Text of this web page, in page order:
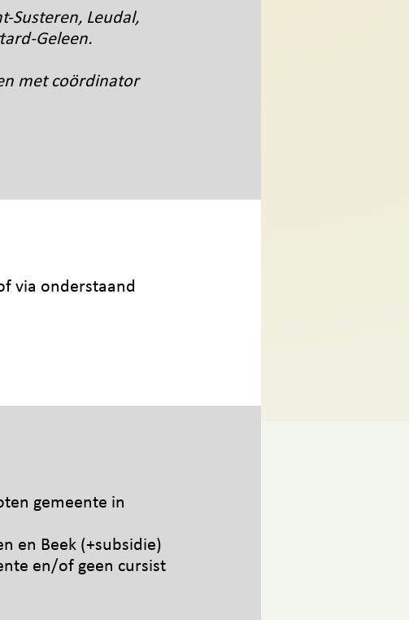
Susteren, Leudal,
Geleen.
met coördinator
via onderstaand
gemeente in
en Beek (+subsidie)
en/of geen cursist